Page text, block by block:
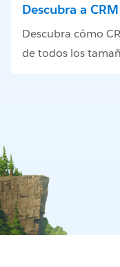
Descubra a
Descubra cómo
de todos los